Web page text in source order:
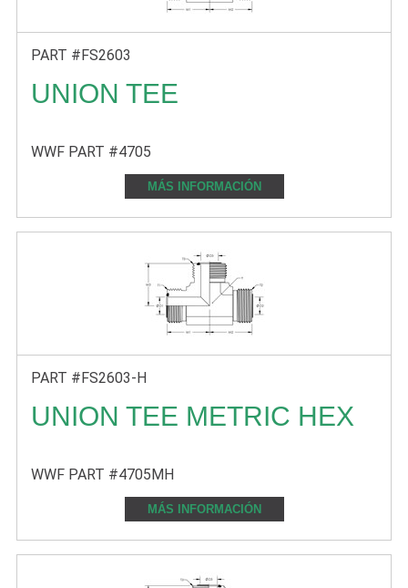
PART #FS2603
UNION TEE
WWF PART #4705
MÁS INFORMACIÓN
PART #FS2603-H
UNION TEE METRIC HEX
WWF PART #4705MH
MÁS INFORMACIÓN